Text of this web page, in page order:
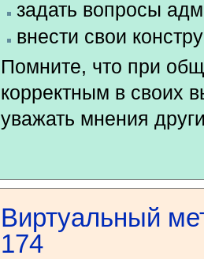
задать вопросы
внести свои
Помните, что при
корректным в своих
уважать мнения
Виртуальный
174